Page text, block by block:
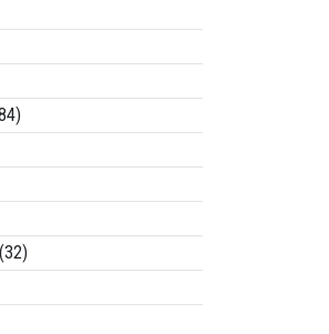
(32)